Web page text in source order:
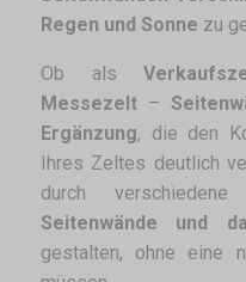
Regen und Sonne zu
Ob als
Messezelt –
Ergänzung, die den
Ihres Zeltes deutlich
durch verschiedene
Seitenwände und
gestalten, ohne eine